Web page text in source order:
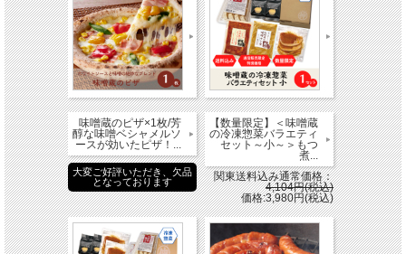
味噌蔵のピザ×1枚/芳
醇な味噌ベシャメルソ
ースが効いたピザ！...
大変ご好評いただき、欠品
となっております
【数量限定】＜味噌蔵
の冷凍惣菜バラエティ
セット～小～＞もつ
煮...
関東送料込み通常価格：
4,104円(税込)
価格:3,980円(税込)